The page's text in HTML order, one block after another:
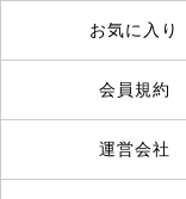
お気に入り
会員規約
運営会社